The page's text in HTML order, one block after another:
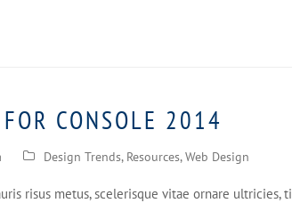
CONSOLE 2014
Design Trends, Resources,Web Design
risus metus, scelerisque vitae ornare ultricies,